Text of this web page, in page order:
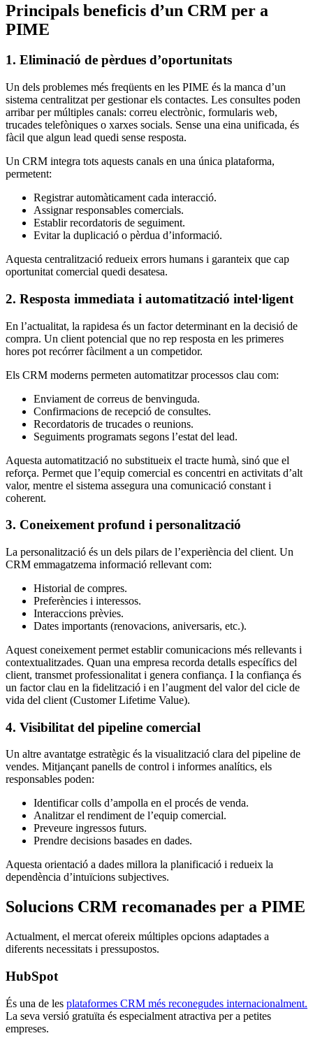
Principals beneficis d’un CRM per a
PIME
1. Eliminació de pèrdues d’oportunitats
Un dels problemes més freqüents en les PIME és la manca d’un
sistema centralitzat per gestionar els contactes. Les consultes poden
arribar per múltiples canals: correu electrònic, formularis web,
trucades telefòniques o xarxes socials. Sense una eina unificada, és
fàcil que algun lead quedi sense resposta.
Un CRM integra tots aquests canals en una única plataforma,
permetent:
Registrar automàticament cada interacció.
Assignar responsables comercials.
Establir recordatoris de seguiment.
Evitar la duplicació o pèrdua d’informació.
Aquesta centralització redueix errors humans i garanteix que cap
oportunitat comercial quedi desatesa.
2. Resposta immediata i automatització intel·ligent
En l’actualitat, la rapidesa és un factor determinant en la decisió de
compra. Un client potencial que no rep resposta en les primeres
hores pot recórrer fàcilment a un competidor.
Els CRM moderns permeten automatitzar processos clau com:
Enviament de correus de benvinguda.
Confirmacions de recepció de consultes.
Recordatoris de trucades o reunions.
Seguiments programats segons l’estat del lead.
Aquesta automatització no substitueix el tracte humà, sinó que el
reforça. Permet que l’equip comercial es concentri en activitats d’alt
valor, mentre el sistema assegura una comunicació constant i
coherent.
3. Coneixement profund i personalització
La personalització és un dels pilars de l’experiència del client. Un
CRM emmagatzema informació rellevant com:
Historial de compres.
Preferències i interessos.
Interaccions prèvies.
Dates importants (renovacions, aniversaris, etc.).
Aquest coneixement permet establir comunicacions més rellevants i
contextualitzades. Quan una empresa recorda detalls específics del
client, transmet professionalitat i genera confiança. I la confiança és
un factor clau en la fidelització i en l’augment del valor del cicle de
vida del client (Customer Lifetime Value).
4. Visibilitat del pipeline comercial
Un altre avantatge estratègic és la visualització clara del pipeline de
vendes. Mitjançant panells de control i informes analítics, els
responsables poden:
Identificar colls d’ampolla en el procés de venda.
Analitzar el rendiment de l’equip comercial.
Preveure ingressos futurs.
Prendre decisions basades en dades.
Aquesta orientació a dades millora la planificació i redueix la
dependència d’intuïcions subjectives.
Solucions CRM recomanades per a PIME
Actualment, el mercat ofereix múltiples opcions adaptades a
diferents necessitats i pressupostos.
HubSpot
És una de les plataformes CRM més reconegudes internacionalment.
La seva versió gratuïta és especialment atractiva per a petites
empreses.